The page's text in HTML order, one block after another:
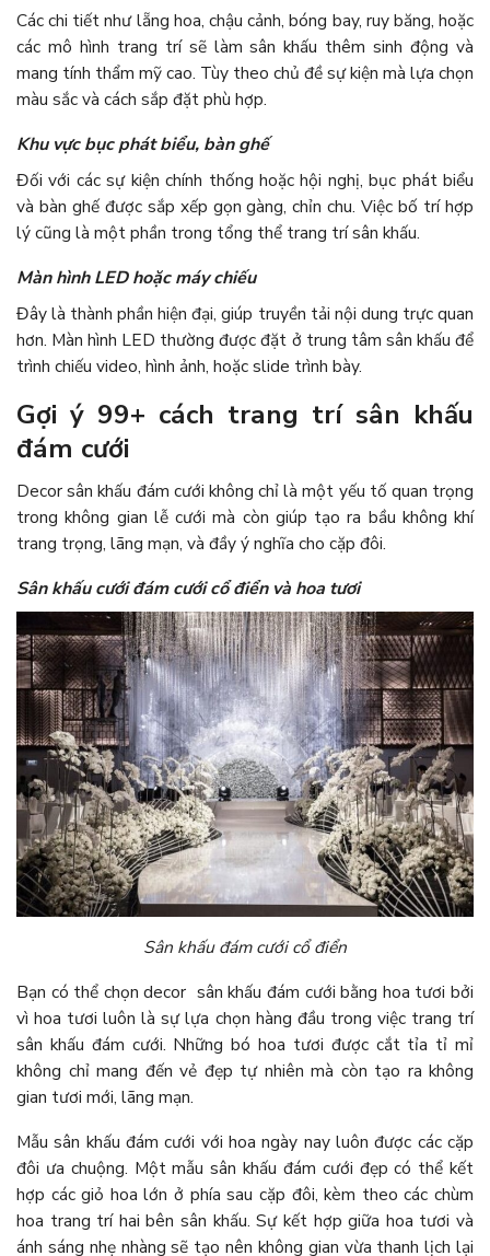
Các chi tiết như lẵng hoa, chậu cảnh, bóng bay, ruy băng, hoặc
các mô hình trang trí sẽ làm sân khấu thêm sinh động và
mang tính thẩm mỹ cao. Tùy theo chủ đề sự kiện mà lựa chọn
màu sắc và cách sắp đặt phù hợp.
Khu vực bục phát biểu, bàn ghế
Đối với các sự kiện chính thống hoặc hội nghị, bục phát biểu
và bàn ghế được sắp xếp gọn gàng, chỉn chu. Việc bố trí hợp
lý cũng là một phần trong tổng thể trang trí sân khấu.
Màn hình LED hoặc máy chiếu
Đây là thành phần hiện đại, giúp truyền tải nội dung trực quan
hơn. Màn hình LED thường được đặt ở trung tâm sân khấu để
trình chiếu video, hình ảnh, hoặc slide trình bày.
Gợi ý 99+ cách trang trí sân khấu
đám cưới
Decor sân khấu đám cưới không chỉ là một yếu tố quan trọng
trong không gian lễ cưới mà còn giúp tạo ra bầu không khí
trang trọng, lãng mạn, và đầy ý nghĩa cho cặp đôi.
Sân khấu cưới đám cưới cổ điển và hoa tươi
Sân khấu đám cưới cổ điển
Bạn có thể chọn decor sân khấu đám cưới bằng hoa tươi bởi
vì hoa tươi luôn là sự lựa chọn hàng đầu trong việc trang trí
sân khấu đám cưới. Những bó hoa tươi được cắt tỉa tỉ mỉ
không chỉ mang đến vẻ đẹp tự nhiên mà còn tạo ra không
gian tươi mới, lãng mạn.
Mẫu sân khấu đám cưới với hoa ngày nay luôn được các cặp
đôi ưa chuộng. Một mẫu sân khấu đám cưới đẹp có thể kết
hợp các giỏ hoa lớn ở phía sau cặp đôi, kèm theo các chùm
hoa trang trí hai bên sân khấu. Sự kết hợp giữa hoa tươi và
ánh sáng nhẹ nhàng sẽ tạo nên không gian vừa thanh lịch lại